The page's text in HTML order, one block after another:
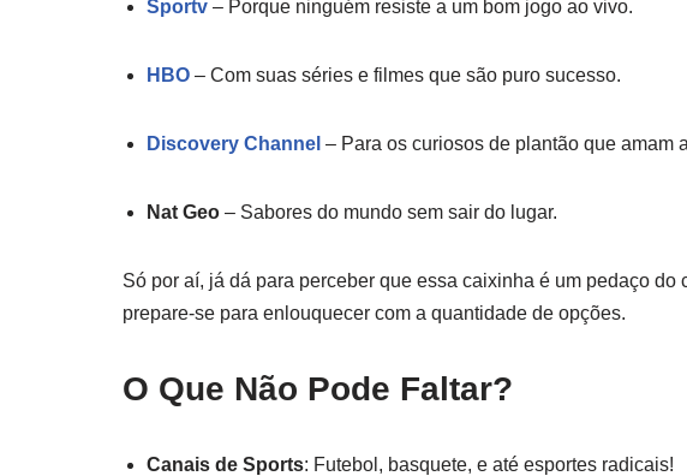
Sportv – Porque ninguém resiste a um bom jogo ao vivo.
HBO – Com suas séries e filmes que são puro sucesso.
Discovery Channel – Para os curiosos de plantão que amam
Nat Geo – Sabores do mundo sem sair do lugar.
Só por aí, já dá para perceber que essa caixinha é um pedaço do
prepare-se para enlouquecer com a quantidade de opções.
O Que Não Pode Faltar?
Canais de Sports: Futebol, basquete, e até esportes radicais!